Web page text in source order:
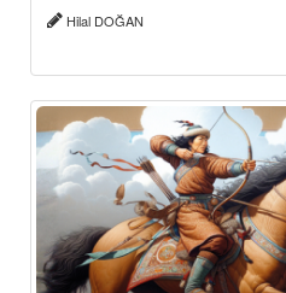
Hilal DOĞAN